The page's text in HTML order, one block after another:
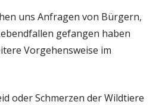
uns Anfragen von Bürgern,
gefangen haben
Vorgehensweise im
oder Schmerzen der Wildtiere